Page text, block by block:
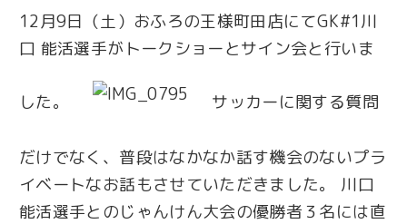
12月9日（土）おふろの王様町田店にてGK#1川
口 能活選手がトークショーとサイン会と行いま
した。 サッカーに関する質問
だけでなく、普段はなかなか話す機会のないプラ
イベートなお話もさせていただきました。 川口
能活選手とのじゃんけん大会の優勝者３名には直